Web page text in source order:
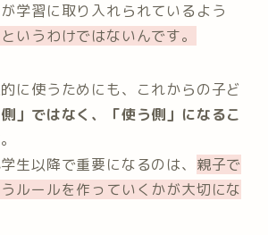
学習に取り入れられているよう
いうわけではないんです。
に使うためにも、これからの子ど
側」ではなく、「使う側」になるこ
生以降で重要になるのは、 親子で
ルールを作っていくかが大切にな